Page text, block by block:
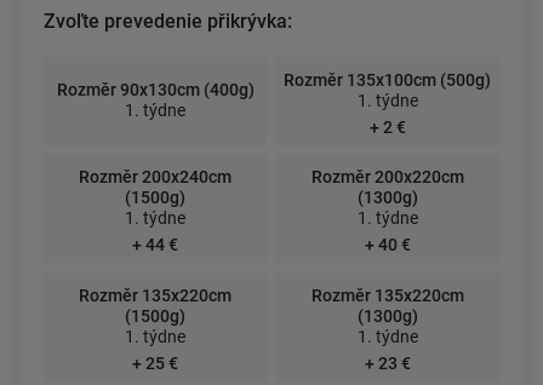
Zvoľte prevedenie přikrývka:
Rozměr 90x130cm (400g)
1. týdne
Rozměr 135x100cm (500g)
1. týdne
+ 2 €
Rozměr 200x240cm
(1500g)
1. týdne
+ 44 €
Rozměr 200x220cm
(1300g)
1. týdne
+ 40 €
Rozměr 135x220cm
(1500g)
1. týdne
+ 25 €
Rozměr 135x220cm
(1300g)
1. týdne
+ 23 €